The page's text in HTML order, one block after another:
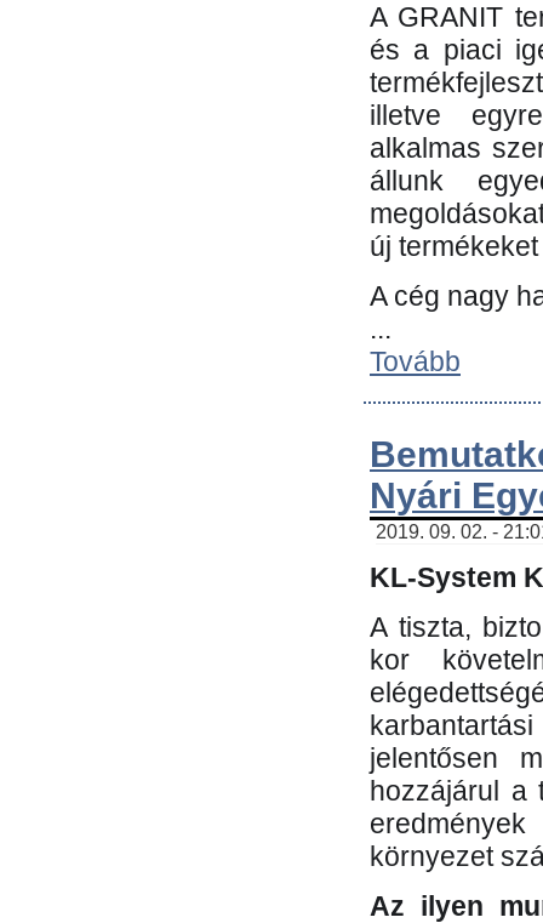
A GRANIT
és a piaci
illetve
alkalmas
állunk
új
A cég nagy
...
Tovább
Nyári
2019. 09. 02. -
KL-System
A tiszta,
kor
jelentősen
hozzájárul a
környezet
Az ilyen